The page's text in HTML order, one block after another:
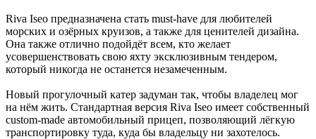
Riva Iseo предназначена стать must-have для любителей
морских и озёрных круизов, а также для ценителей дизайна.
Она также отлично подойдёт всем, кто желает
усовершенствовать свою яхту эксклюзивным тендером,
который никогда не останется незамеченным.
Новый прогулочный катер задуман так, чтобы владелец мог
на нём жить. Стандартная версия Riva Iseo имеет собственный
custom-made автомобильный прицеп, позволяющий лёгкую
транспортировку туда, куда бы владельцу ни захотелось.